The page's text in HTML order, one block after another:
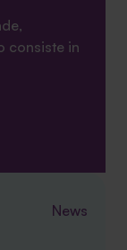
consiste in
News